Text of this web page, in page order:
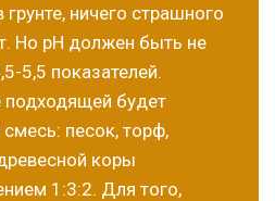
грунте, ничего страшного
Но рН должен быть не
5,5 показателей.
подходящей будет
песок, торф,
коры
1:3:2. Для того,